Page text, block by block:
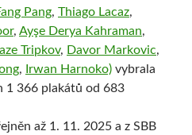
Pang, Thiago Lacaz,
, Ayşe Derya Kahraman,
Tripkov, Davor Markovic,
, Irwan Harnoko) vybrala
1 366 plakátů od 683
až 1. 11. 2025 a z SBB